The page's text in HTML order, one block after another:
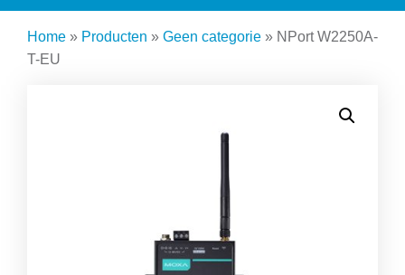
Home » Producten » Geen categorie » NPort W2250A-
T-EU